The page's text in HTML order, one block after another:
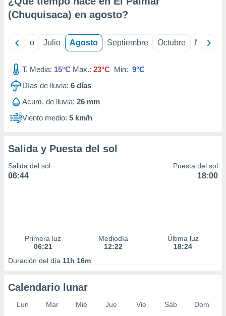
e
publicidad
publicidad
de
(Chuquisaca) en agosto?
Junio Julio Agosto Septiembre Octubre
T. Media: 15°C Max.: 23°C Min: 9°C
Días de lluvia: 6 días
Acum. de lluvia: 26 mm
Viento medio: 5 km/h
Salida y Puesta del sol
Salida del sol
06:44
Puesta del sol
18:00
Primera luz
06:21
Mediodía
12:22
Última luz
18:24
Duración del día 11h 16m
Calendario lunar
Lun Mar Mié Jue Vie Sáb
Dom